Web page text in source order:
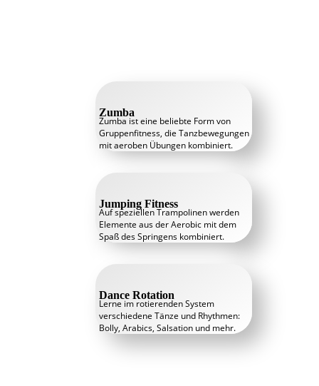
Zumba
Zumba ist eine beliebte Form von
Gruppenfitness, die Tanzbewegungen
mit aeroben Übungen kombiniert.
Jumping Fitness
Auf speziellen Trampolinen werden
Elemente aus der Aerobic mit dem
Spaß des Springens kombiniert.
Dance Rotation
Lerne im rotierenden System
verschiedene Tänze und Rhythmen:
Bolly, Arabics, Salsation und mehr.